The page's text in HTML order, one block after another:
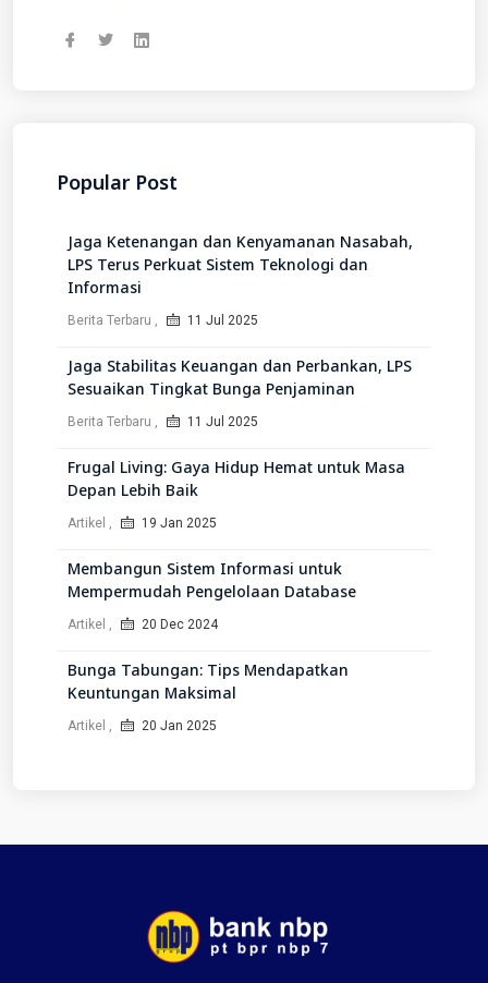
Popular Post
Jaga Ketenangan dan Kenyamanan Nasabah,
LPS Terus Perkuat Sistem Teknologi dan
Informasi
Berita Terbaru 11 Jul 2025
Jaga Stabilitas Keuangan dan Perbankan, LPS
Sesuaikan Tingkat Bunga Penjaminan
Berita Terbaru 11 Jul 2025
Frugal Living: Gaya Hidup Hemat untuk Masa
Depan Lebih Baik
Artikel 19 Jan 2025
Membangun Sistem Informasi untuk
Mempermudah Pengelolaan Database
Artikel 20 Dec 2024
Bunga Tabungan: Tips Mendapatkan
Keuntungan Maksimal
Artikel 20 Jan 2025